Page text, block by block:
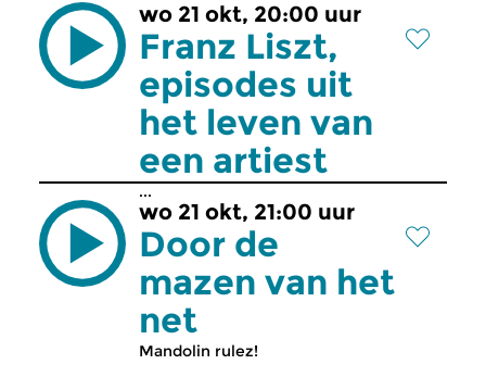
wo 21 okt, 20:00 uur
Franz Liszt,
episodes uit
het leven van
een artiest
...
wo 21 okt, 21:00 uur
Door de
mazen van het
net
Mandolin rulez!